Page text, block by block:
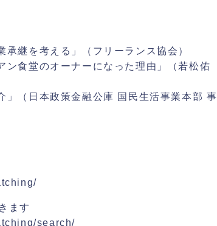
継を考える」（フリーランス協会）
食堂のオーナーになった理由」（若松佑
（日本政策金融公庫 国民生活事業本部 事
ます
search/